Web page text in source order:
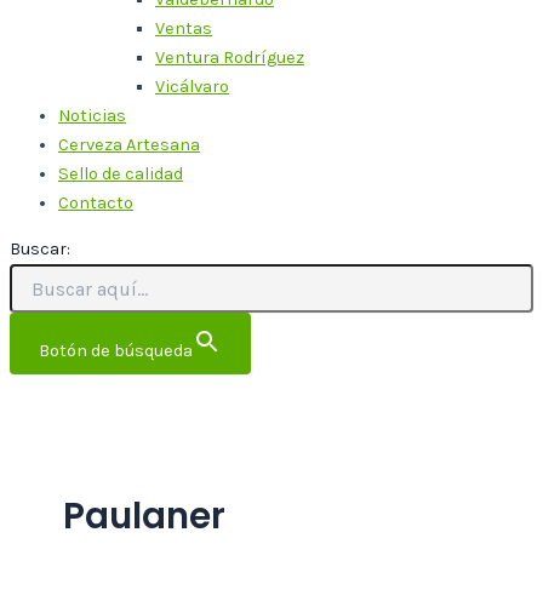
Ventas
Ventura Rodríguez
Vicálvaro
Noticias
Cerveza Artesana
Sello de calidad
Contacto
Buscar:
Botón de búsqueda
Paulaner